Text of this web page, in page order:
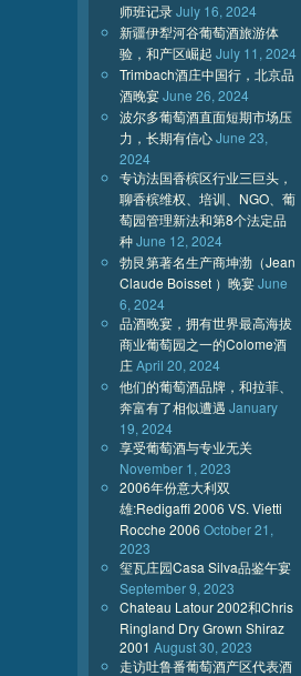
师班记录July 16, 2024
新疆伊犁河谷葡萄酒旅游体
验，和产区崛起 July 11, 2024
Trimbach酒庄中国行，北京品
酒晚宴June 26, 2024
波尔多葡萄酒直面短期市场压
力，长期有信心June 23,
2024
专访法国香槟区行业三巨头，
聊香槟维权、培训、NGO、葡
萄园管理新法和第8个法定品
种June 12, 2024
勃艮第著名生产商坤渤（Jean
Claude Boisset ）晚宴June
6, 2024
品酒晚宴，拥有世界最高海拔
商业葡萄园之一的Colome酒
庄April 20, 2024
他们的葡萄酒品牌，和拉菲、
奔富有了相似遭遇 January
19, 2024
享受葡萄酒与专业无关
November 1, 2023
2006年份意大利双
雄:Redigaffi 2006 VS. Vietti
Rocche 2006 October 21,
2023
玺瓦庄园Casa Silva品鉴午宴
September 9, 2023
Chateau Latour 2002和Chris
Ringland Dry Grown Shiraz
2001 August 30, 2023
走访吐鲁番葡萄酒产区代表酒